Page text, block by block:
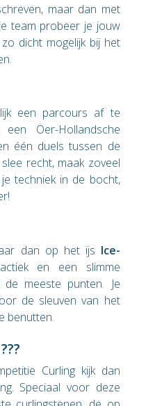
maar dan met
team probeer je jouw
dicht mogelijk bij het
een parcours af te
Oer-Hollandsche
één duels tussen de
recht, maak zoveel
techniek in de bocht,
dan op het ijs Ice-
en een slimme
meeste punten. Je
de sleuven van het
benutten.
Curling kijk dan
Speciaal voor deze